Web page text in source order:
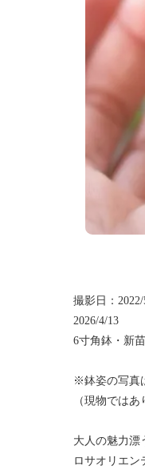
撮影日：2022/
2026/4/13
6寸角鉢・新
※鉢姿の写真
（現物ではあ
大人の魅力漂
ロサオリエン